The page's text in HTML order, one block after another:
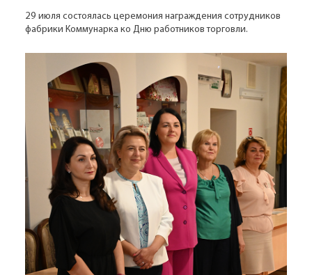
29 июля состоялась церемония награждения сотрудников
фабрики Коммунарка ко Дню работников торговли.